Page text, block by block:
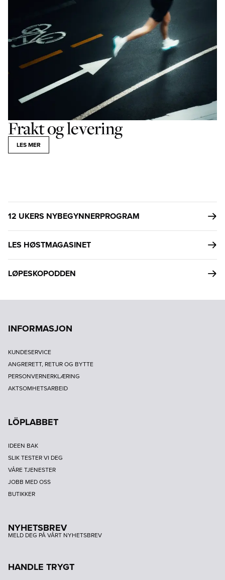
Frakt og levering
LES MER
12 UKERS NYBEGYNNERPROGRAM
LES HØSTMAGASINET
LØPESKOPODDEN
INFORMASJON
KUNDESERVICE
ANGRERETT, RETUR OG BYTTE
PERSONVERNERKLÆRING
AKTSOMHETSARBEID
LÖPLABBET
IDEEN BAK
SLIK TESTER VI DEG
VÅRE TJENESTER
JOBB MED OSS
BUTIKKER
NYHETSBREV
MELD DEG PÅ VÅRT NYHETSBREV
HANDLE TRYGT